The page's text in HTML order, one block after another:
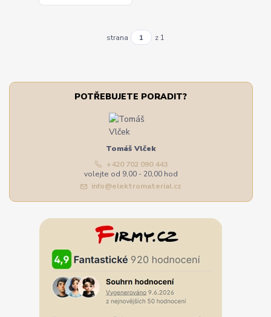
strana z 1
POTŘEBUJETE PORADIT?
Tomáš Vlček
+420 702 090 443
volejte od 9,00 - 20,00 hod
info@elektromaterial.cz